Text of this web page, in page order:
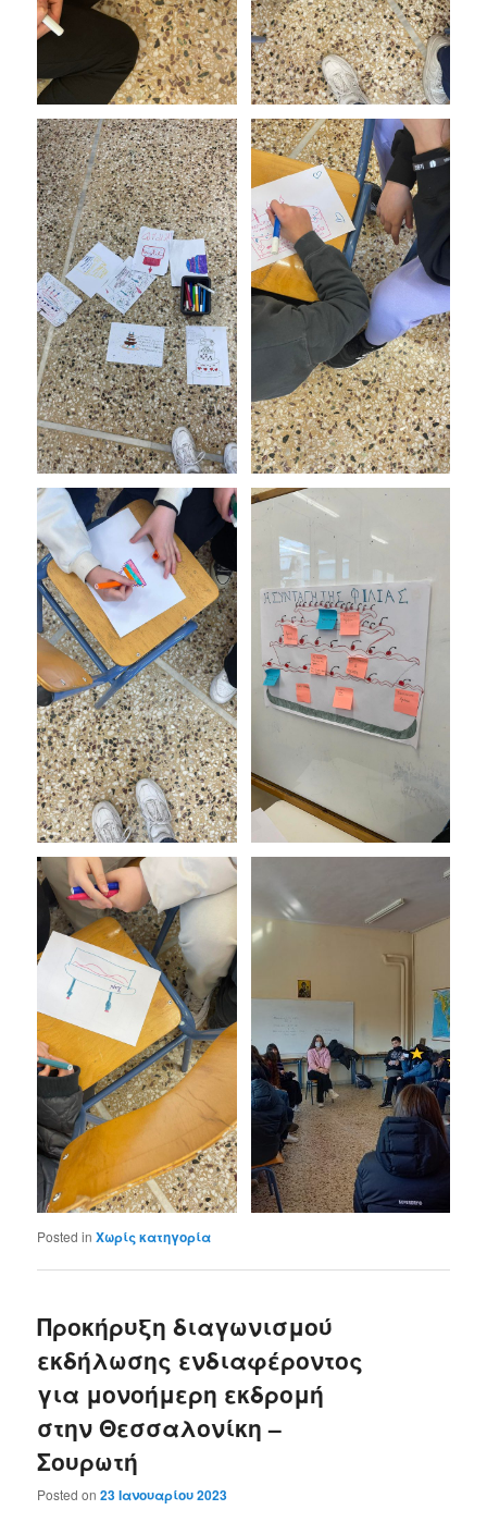
Posted in Χωρίς κατηγορία
Προκήρυξη διαγωνισμού
εκδήλωσης ενδιαφέροντος
για μονοήμερη εκδρομή
στην Θεσσαλονίκη –
Σουρωτή
Posted on23 Ιανουαρίου 2023